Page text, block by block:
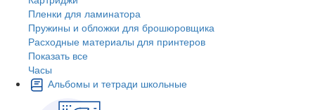
Пленки для ламинатора
Пружины и обложки для брошюровщика
Расходные материалы для принтеров
Показать все
Часы
Альбомы и тетради школьные